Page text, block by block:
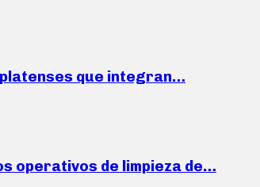
que integran…
operativos de limpieza de…